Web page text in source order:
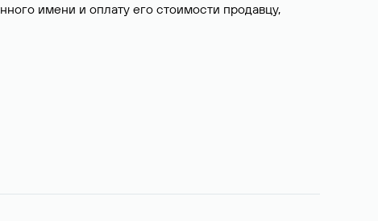
имени и оплату его стоимости продавцу,